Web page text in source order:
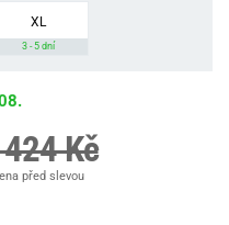
XL
3 - 5 dní
Kč
před slevou